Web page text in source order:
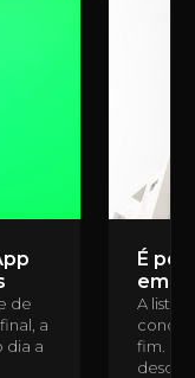
de
a
dia a
É
em
A lista
fim. É
desde